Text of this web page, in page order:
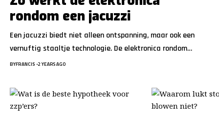
rondom een jacuzzi
Een jacuzzi biedt niet alleen ontspanning, maar ook een
vernuftig staaltje technologie. De elektronica rondom…
BYFRANCIS 2 YEARS AGO